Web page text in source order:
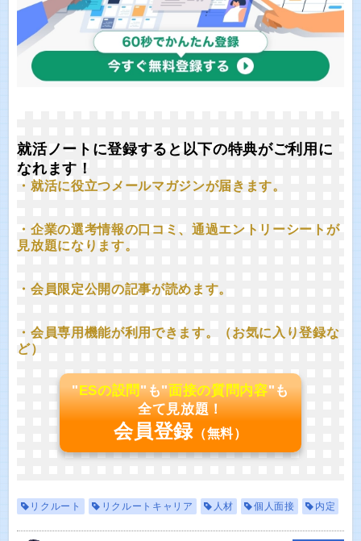
就活ノートに登録すると以下の特典がご利用に
なれます！
・就活に役立つメールマガジンが届きます。
・企業の選考情報の口コミ、通過エントリーシートが
見放題になります。
・会員限定公開の記事が読めます。
・会員専用機能が利用できます。（お気に入り登録な
ど）
"ESの設問"も"面接の質問内容"も
全て見放題！
会員登録 （無料）
リクルート リクルートキャリア 人材 個人面接 内定